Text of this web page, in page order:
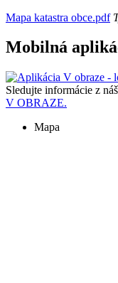
Mapa katastra obce.pdf
Mobilná
Sledujte informácie z
V OBRAZE.
Mapa